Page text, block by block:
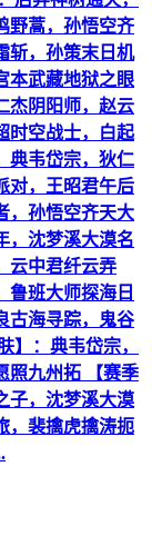
野蒿，孙悟空齐
斩，孙策末日机
本武藏地狱之眼
杰阴阳师，赵云
时空战士，白起
典韦岱宗，狄仁
对，王昭君午后
，孙悟空齐天大
，沈梦溪大漠名
云中君纤云弄
鲁班大师探海日
古海寻踪，鬼谷
】：典韦岱宗，
照九州拓 【赛季
子，沈梦溪大漠
，裴擒虎擒涛扼